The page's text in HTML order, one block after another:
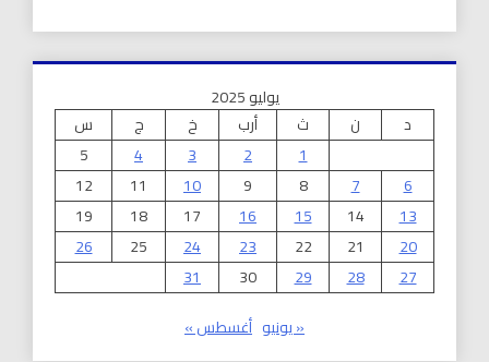
يوليو 2025
د
ن ث أرب خ ج
س
1
2
3
4
5
6
7
8
9
10
11
12
13
14
15
16
17
18
19
20
21
22
23
24
25
26
27
28
29
30
31
« يونيو أغسطس »